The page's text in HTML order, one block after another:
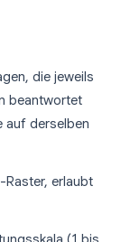
die jeweils
beantwortet
auf derselben
Raster, erlaubt